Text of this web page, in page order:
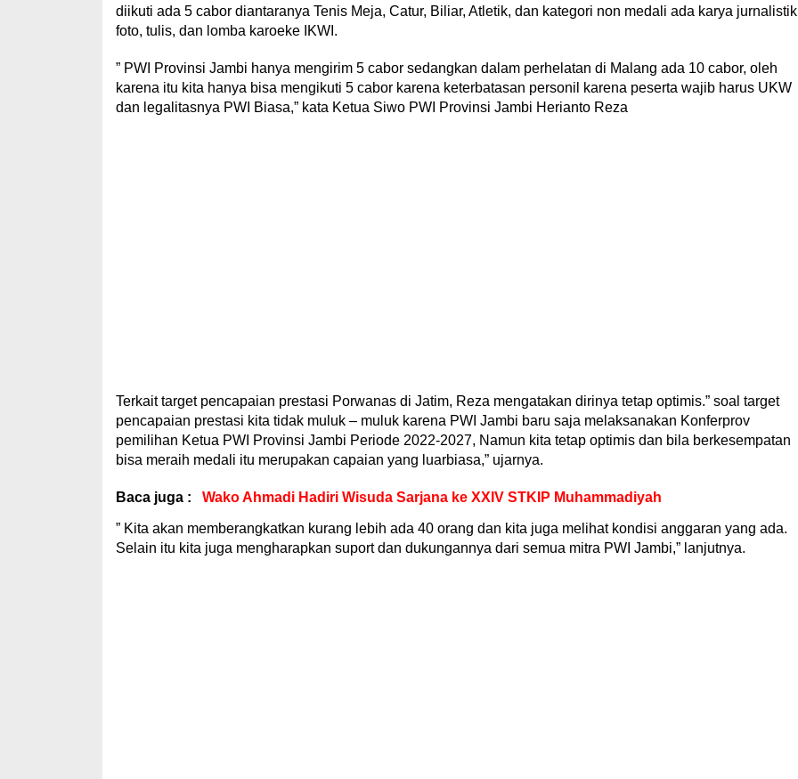
diikuti ada 5 cabor diantaranya Tenis Meja, Catur, Biliar, Atletik, dan kategori non medali ada karya jurnalistik
foto, tulis, dan lomba karoeke IKWI.
” PWI Provinsi Jambi hanya mengirim 5 cabor sedangkan dalam perhelatan di Malang ada 10 cabor, oleh
karena itu kita hanya bisa mengikuti 5 cabor karena keterbatasan personil karena peserta wajib harus UKW
dan legalitasnya PWI Biasa,” kata Ketua Siwo PWI Provinsi Jambi Herianto Reza
Terkait target pencapaian prestasi Porwanas di Jatim, Reza mengatakan dirinya tetap optimis.” soal target
pencapaian prestasi kita tidak muluk – muluk karena PWI Jambi baru saja melaksanakan Konferprov
pemilihan Ketua PWI Provinsi Jambi Periode 2022-2027, Namun kita tetap optimis dan bila berkesempatan
bisa meraih medali itu merupakan capaian yang luarbiasa,” ujarnya.
Baca juga : Wako Ahmadi Hadiri Wisuda Sarjana ke XXIV STKIP Muhammadiyah
” Kita akan memberangkatkan kurang lebih ada 40 orang dan kita juga melihat kondisi anggaran yang ada.
Selain itu kita juga mengharapkan suport dan dukungannya dari semua mitra PWI Jambi,” lanjutnya.